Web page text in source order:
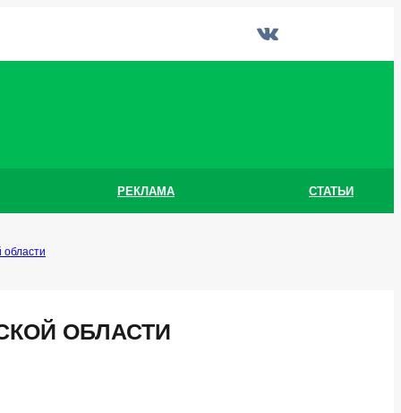
РЕКЛАМА СТАТЬИ
ОБЛАСТИ